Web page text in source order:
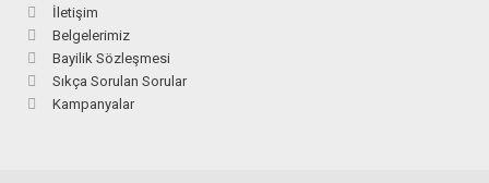
İletişim
Belgelerimiz
Bayilik Sözleşmesi
Sıkça Sorulan Sorular
Kampanyalar